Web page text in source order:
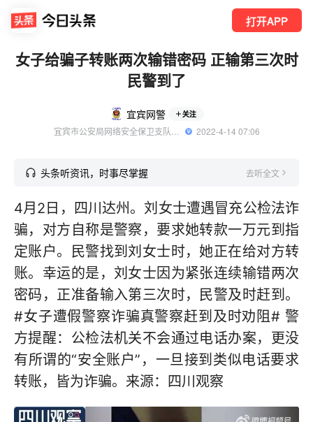
打开APP
女子给骗子转账两次输错密码 正输第三次时
民警到了
宜宾网警 关注
  2022-4-14 07:06
头条听资讯，时事尽掌握 去听全文
4月2日，四川达州。刘女士遭遇冒充公检法诈
骗，对方自称是警察，要求她转款一万元到指
定账户。民警找到刘女士时，她正在给对方转
账。幸运的是，刘女士因为紧张连续输错两次
密码，正准备输入第三次时，民警及时赶到。
#女子遭假警察诈骗真警察赶到及时劝阻# 警
方提醒：公检法机关不会通过电话办案，更没
有所谓的“安全账户”，一旦接到类似电话要求
转账，皆为诈骗。来源：四川观察